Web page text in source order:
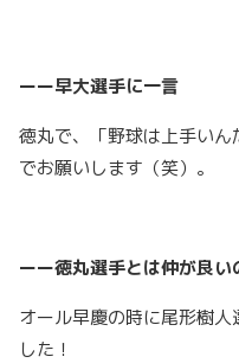
ーー早大選手に一言
徳丸で、「野球は上手いん
でお願いします（笑）。
ーー徳丸選手とは仲が良い
オール早慶の時に尾形樹
した！